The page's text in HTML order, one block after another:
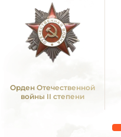
Орден Отечественной
войны II степени